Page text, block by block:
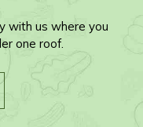
with us where you
one roof.